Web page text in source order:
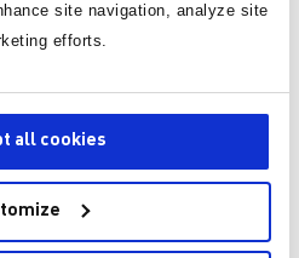
site navigation, analyze site
efforts.
all cookies